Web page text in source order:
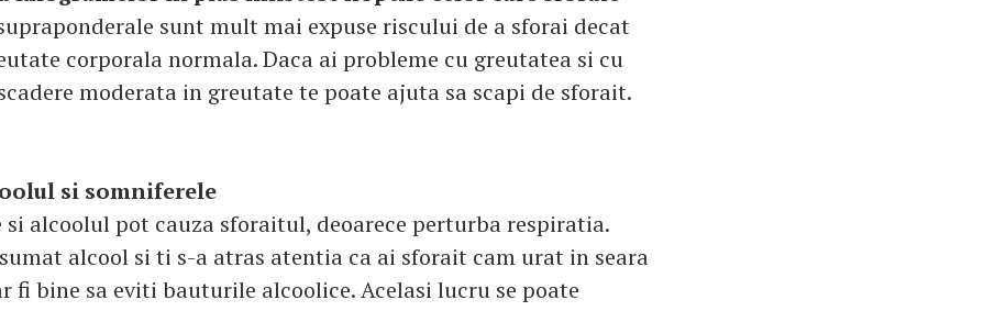
sunt mult mai expuse riscului de a sforai decat
corporala normala. Daca ai probleme cu greutatea si cu
moderata in greutate te poate ajuta sa scapi de sforait.
si somniferele
si alcoolul pot cauza sforaitul, deoarece perturba respiratia.
alcool si ti s-a atras atentia ca ai sforait cam urat in seara
fi bine sa eviti bauturile alcoolice. Acelasi lucru se poate